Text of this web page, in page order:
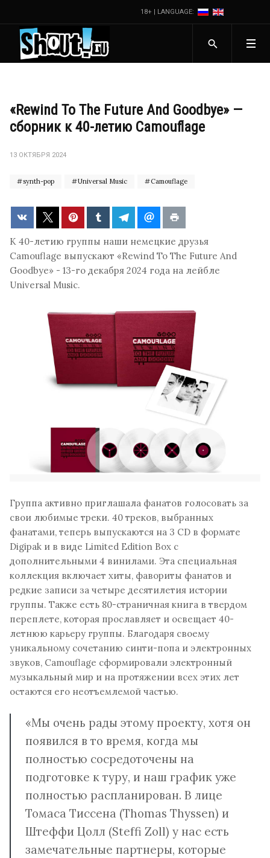
18+ | LANGUAGE:
«Rewind To The Future And Goodbye» —
сборник к 40-летию Camouflage
13 ОКТЯБРЯ 2024
synth-pop Universal Music Camouflage
К 40-летию группы наши немецкие друзья
Camouflage выпускают «Rewind To The Future And
Goodbye» - 13-го декабря 2024 года на лейбле
Universal Music.
Группа активно приглашала фанатов голосовать за
свои любимые треки. 40 треков, выбранных
фанатами, теперь выпускаются на 3 CD в формате
Digipak и в виде Limited Edition Box с
дополнительными 4 винилами. Эта специальная
коллекция включает хиты, фавориты фанатов и
редкие записи за четыре десятилетия истории
группы. Также есть 80-страничная книга в твердом
переплете, которая прославляет и освещает 40-
летнюю карьеру группы. Благодаря своему
уникальному сочетанию синти-попа и электронных
звуков, Camouflage сформировали электронный
музыкальный мир и на протяжении всех этих лет
остаются его неотъемлемой частью.
«Мы очень рады этому проекту, хотя он
появился в то время, когда мы
полностью сосредоточены на
подготовке к туру, и наш график уже
полностью распланирован. В лице
Томаса Тиссена (Thomas Thyssen) и
Штеффи Цолл (Steffi Zoll) у нас есть
замечательные партнеры, которые